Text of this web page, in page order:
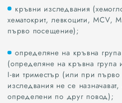
кръвни изследвания
хематокрит, левкоцити, MCV,
първо посещение);
определяне на кръвна
(определяне на кръвна група
I-ви триместър (или при
изследвания не се
определени по друг повод);